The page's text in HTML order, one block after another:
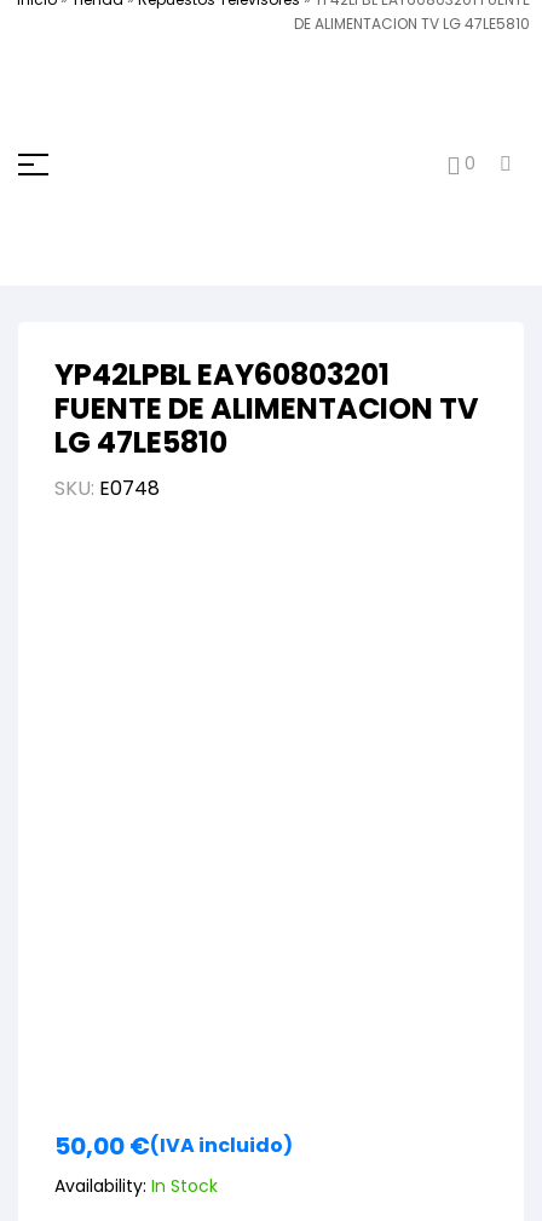
DE ALIMENTACION TV LG 47LE5810
0
YP42LPBL EAY60803201
FUENTE DE ALIMENTACION TV
LG 47LE5810
SKU: E0748
50,00€(IVA incluido)
Availability: In Stock